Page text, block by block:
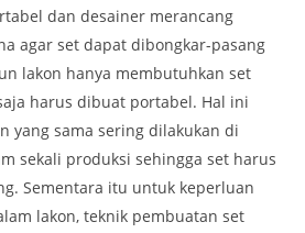
dan desainer merancang
agar set dapat dibongkar-pasang
lakon hanya membutuhkan set
harus dibuat portabel. Hal ini
yang sama sering dilakukan di
sekali produksi sehingga set harus
Sementara itu untuk keperluan
lakon, teknik pembuatan set